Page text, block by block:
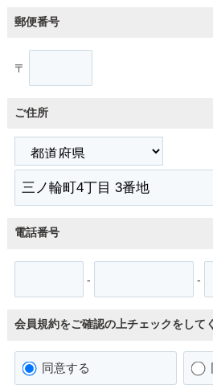
郵便番号
〒
ご住所
電話番号
- -
会員規約をご確認の上チェックをして
同意する